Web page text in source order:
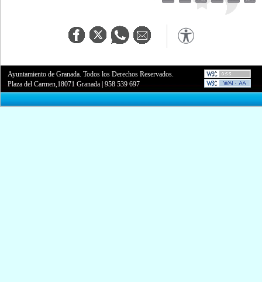
Ayuntamiento de Granada. Todos los Derechos Reservados.
Plaza del Carmen,18071 Granada |958 539 697